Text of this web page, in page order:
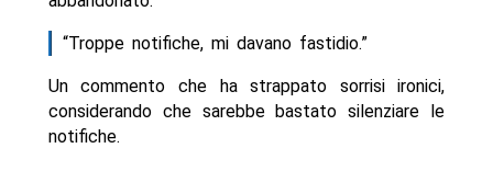
“Troppe notifiche, mi davano fastidio.”
Un commento che ha strappato sorrisi ironici,
considerando che sarebbe bastato silenziare le
notifiche.